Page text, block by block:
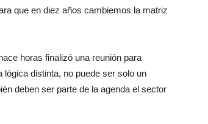
que en diez años cambiemos la matriz
horas finalizó una reunión para
distinta, no puede ser solo un
deben ser parte de la agenda el sector